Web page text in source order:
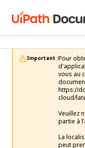
Important :Pour
vous au
https://
cloud/
Veuillez
partie à
La
peut